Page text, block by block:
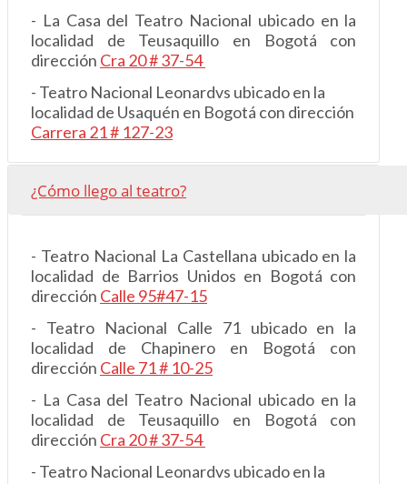
- La Casa del Teatro Nacional ubicado en la
localidad de Teusaquillo en Bogotá con
dirección Cra 20 # 37-54
- Teatro Nacional Leonardvs ubicado en la
localidad de Usaquén en Bogotá con dirección
Carrera 21 # 127-23
¿Cómo llego al teatro?
- Teatro Nacional La Castellana ubicado en la
localidad de Barrios Unidos en Bogotá con
dirección Calle 95#47-15
- Teatro Nacional Calle 71 ubicado en la
localidad de Chapinero en Bogotá con
dirección Calle 71 # 10-25
- La Casa del Teatro Nacional ubicado en la
localidad de Teusaquillo en Bogotá con
dirección Cra 20 # 37-54
- Teatro Nacional Leonardvs ubicado en la